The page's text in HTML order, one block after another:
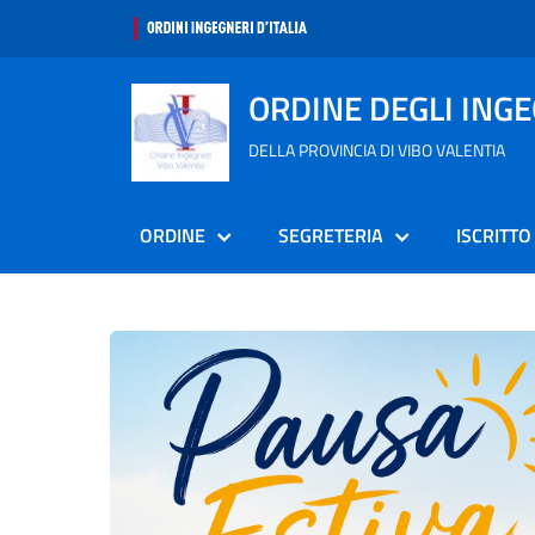
ORDINE DEGLI
DELLA PROVINCIA DI VIBO VALENTIA
ORDINE SEGRETERIA ISCRITTO